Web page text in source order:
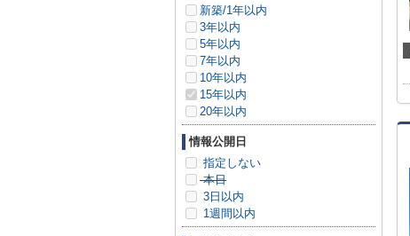
新築/1年以内
3年以内
5年以内
7年以内
10年以内
15年以内
20年以内
情報公開日
指定しない
本日
3日以内
1週間以内